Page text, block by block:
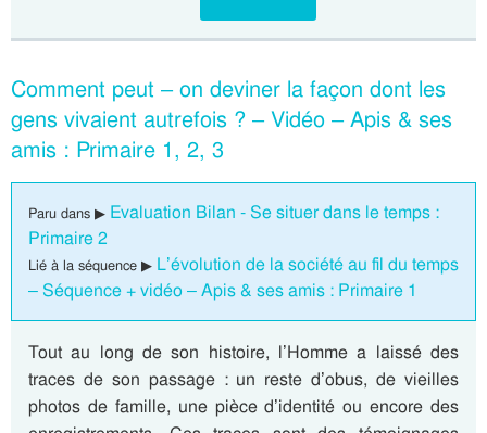
Comment peut – on deviner la façon dont les
gens vivaient autrefois ? – Vidéo – Apis & ses
amis : Primaire 1, 2, 3
Paru dans ▶ Evaluation Bilan - Se situer dans le temps :
Primaire 2
Lié à la séquence ▶ L’évolution de la société au fil du temps
– Séquence + vidéo – Apis & ses amis : Primaire 1
Tout au long de son histoire, l’Homme a laissé des
traces de son passage : un reste d’obus, de vieilles
photos de famille, une pièce d’identité ou encore des